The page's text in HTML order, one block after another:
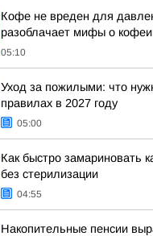
Кофе не вреден для
разоблачает мифы о
05:10
Уход за пожилыми: что
правилах в 2027 году
05:00
Как быстро замариновать
без стерилизации
04:55
Накопительные пенсии